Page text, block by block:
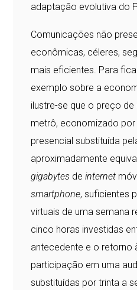
adaptação evolutiva do
Comunicações não
econômicas, céleres,
mais eficientes. Para
exemplo sobre a
ilustre-se que o preço
metrô, economizado por
presencial substituída
aproximadamente
gigabytes de internet
smartphone, suficientes
virtuais de uma semana
cinco horas investidas
antecedente e o retorno
participação em uma
substituídas por trinta a